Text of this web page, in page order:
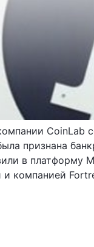
CoinLab
признана
в платформу
компанией